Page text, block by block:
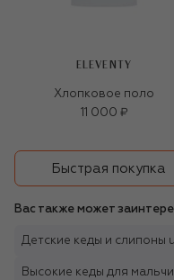
ELEVENTY
Хлопковое поло
11 000 ₽
Быстрая покупка
Вас также может
Детские кеды и слипоны
Высокие кеды для